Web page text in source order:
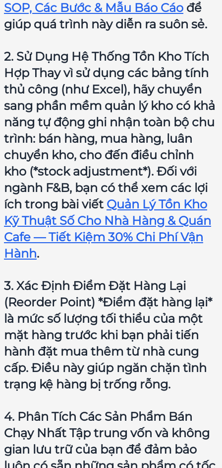
SOP, Các Bước & Mẫu Báo Cáo để
giúp quá trình này diễn ra suôn sẻ.
2. Sử Dụng Hệ Thống Tồn Kho Tích
Hợp Thay vì sử dụng các bảng tính
thủ công (như Excel), hãy chuyển
sang phần mềm quản lý kho có khả
năng tự động ghi nhận toàn bộ chu
trình: bán hàng, mua hàng, luân
chuyển kho, cho đến điều chỉnh
kho (*stock adjustment*). Đối với
ngành F&B, bạn có thể xem các lợi
ích trong bài viết Quản Lý Tồn Kho
Kỹ Thuật Số Cho Nhà Hàng & Quán
Cafe — Tiết Kiệm 30% Chi Phí Vận
Hành.
3. Xác Định Điểm Đặt Hàng Lại
(Reorder Point) *Điểm đặt hàng lại*
là mức số lượng tối thiểu của một
mặt hàng trước khi bạn phải tiến
hành đặt mua thêm từ nhà cung
cấp. Điều này giúp ngăn chặn tình
trạng kệ hàng bị trống rỗng.
4. Phân Tích Các Sản Phẩm Bán
Chạy Nhất Tập trung vốn và không
gian lưu trữ của bạn để đảm bảo